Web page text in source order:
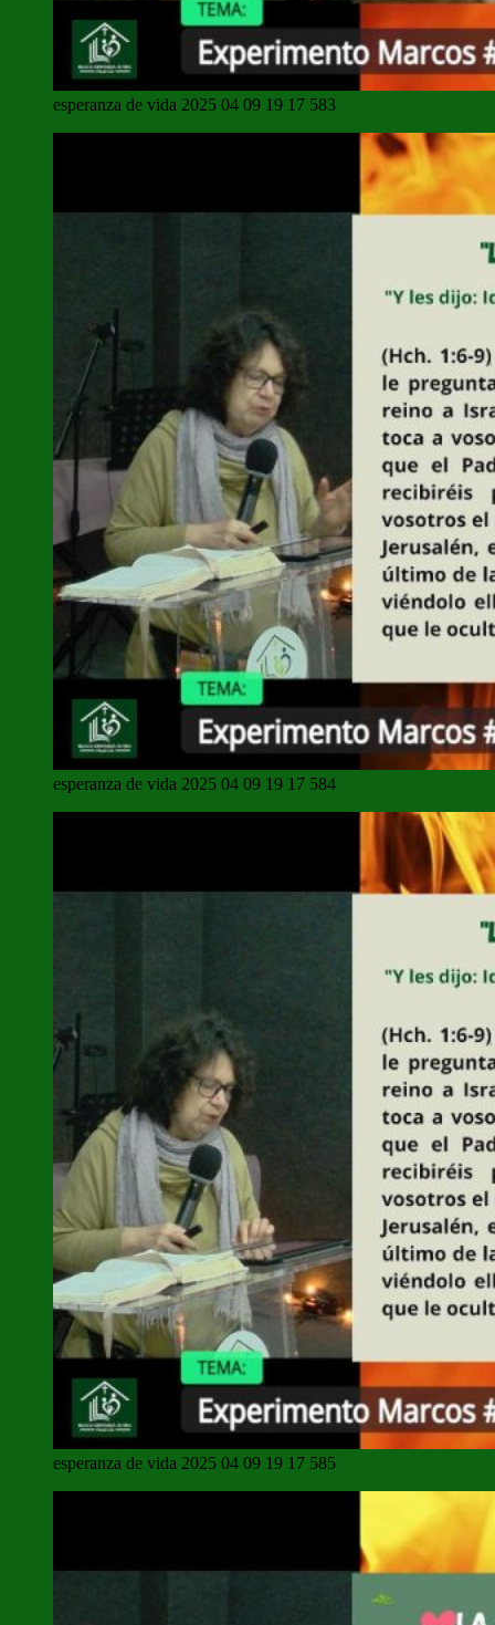
esperanza de vida 2025 04 09 19 17 583
esperanza de vida 2025 04 09 19 17 584
esperanza de vida 2025 04 09 19 17 585